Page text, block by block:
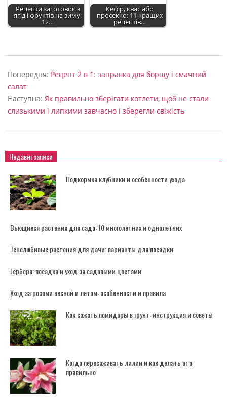
Рецепти заготовок з
ягід і фруктів на зиму:
12…
Кефір, квас або
просекко: 11 кращих
рецептів…
09-
04
Попередня: Рецепт 2 в 1: заправка для борщу і смачний
салат
Наступна: Як правильно зберігати котлети, щоб не стали
слизькими і липкими завчасно і зберегли свіжість
Недавні записи
Подкормка клубники и особенности ухода
Вьющиеся растения для сада: 10 многолетних и однолетних
Тенелюбивые растения для дачи: варианты для посадки
Гербера: посадка и уход за садовыми цветами
Уход за розами весной и летом: особенности и правила
Как сажать помидоры в грунт: инструкция и советы
Когда пересаживать лилии и как делать это
правильно